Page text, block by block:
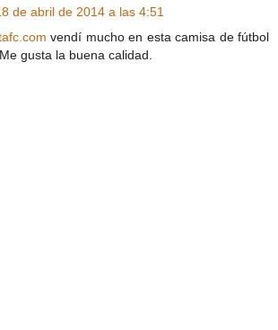
de abril de 2014 a las 4:51
vendí mucho en esta camisa de fútbol
gusta la buena calidad.